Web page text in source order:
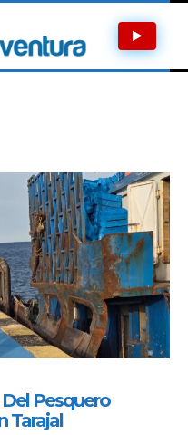
Pesquero
Tarajal